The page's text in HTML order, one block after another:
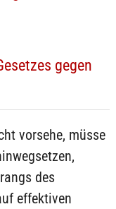
gegen
vorsehe, müsse
des
effektiven